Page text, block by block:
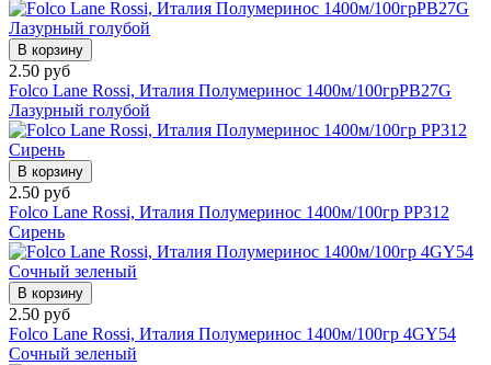
В корзину
2.50 руб
Folco Lane Rossi, Италия Полумеринос 1400м/100грPB27G
Лазурный голубой
В корзину
2.50 руб
Folco Lane Rossi, Италия Полумеринос 1400м/100гр PP312
Сирень
В корзину
2.50 руб
Folco Lane Rossi, Италия Полумеринос 1400м/100гр 4GY54
Сочный зеленый